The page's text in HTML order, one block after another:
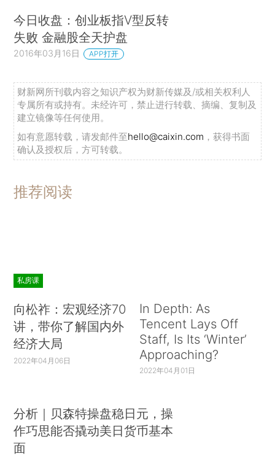
今日收盘：创业板指V型反转
失败 金融股全天护盘
2016年03月16日 APP打开
财新网所刊载内容之知识产权为财新传媒及/或相关权利人
专属所有或持有。未经许可，禁止进行转载、摘编、复制及
建立镜像等任何使用。
如有意愿转载，请发邮件至hello@caixin.com ，获得书面
确认及授权后，方可转载。
推荐阅读
私房课
向松祚：宏观经济70
讲，带你了解国内外
经济大局
2022年04月06日
In Depth: As
Tencent Lays Off
Staff, Is Its ‘Winter’
Approaching?
2022年04月01日
分析｜贝森特操盘稳日元，操
作巧思能否撬动美日货币基本
面